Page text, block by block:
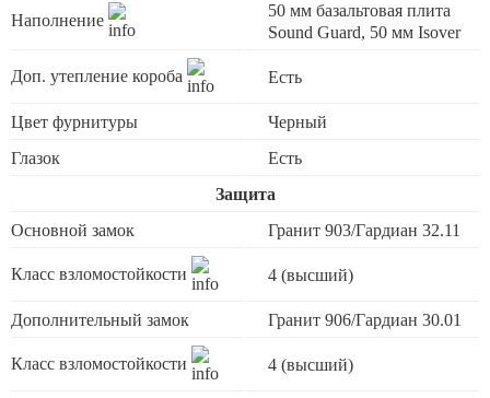
Наполнение
50 мм базальтовая плита
Sound Guard, 50 мм Isover
Доп. утепление короба Есть
Цвет фурнитуры
Черный
Глазок
Есть
Защита
Основной замок
Гранит 903/Гардиан 32.11
Класс взломостойкости 4 (высший)
Дополнительный замок Гранит 906/Гардиан 30.01
Класс взломостойкости 4 (высший)